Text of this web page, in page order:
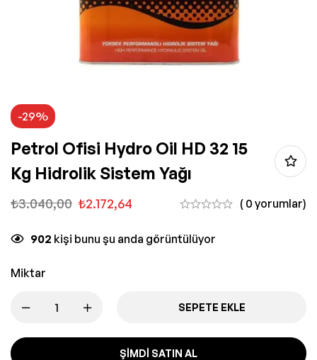
-29%
Petrol Ofisi Hydro Oil HD 32 15
Kg Hidrolik Sistem Yağı
₺3.040,00 ₺2.172,64 ( 0 yorumlar)
902 kişi bunu şu anda görüntülüyor
Miktar
SEPETE EKLE
ŞIMDI SATIN AL